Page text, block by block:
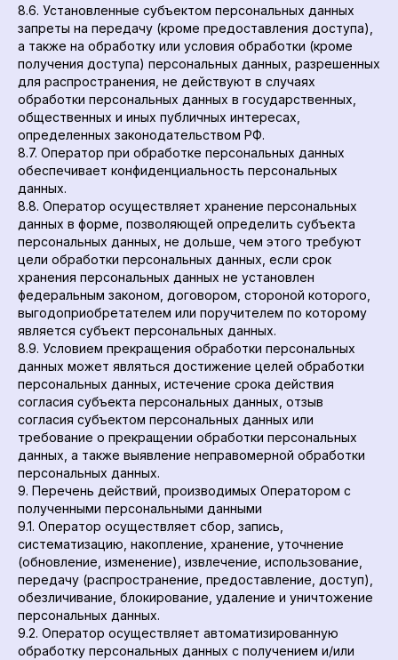
8.6. Установленные субъектом персональных данных
запреты на передачу (кроме предоставления доступа),
а также на обработку или условия обработки (кроме
получения доступа) персональных данных, разрешенных
для распространения, не действуют в случаях
обработки персональных данных в государственных,
общественных и иных публичных интересах,
определенных законодательством РФ.
8.7. Оператор при обработке персональных данных
обеспечивает конфиденциальность персональных
данных.
8.8. Оператор осуществляет хранение персональных
данных в форме, позволяющей определить субъекта
персональных данных, не дольше, чем этого требуют
цели обработки персональных данных, если срок
хранения персональных данных не установлен
федеральным законом, договором, стороной которого,
выгодоприобретателем или поручителем по которому
является субъект персональных данных.
8.9. Условием прекращения обработки персональных
данных может являться достижение целей обработки
персональных данных, истечение срока действия
согласия субъекта персональных данных, отзыв
согласия субъектом персональных данных или
требование о прекращении обработки персональных
данных, а также выявление неправомерной обработки
персональных данных.
9. Перечень действий, производимых Оператором с
полученными персональными данными
9.1. Оператор осуществляет сбор, запись,
систематизацию, накопление, хранение, уточнение
(обновление, изменение), извлечение, использование,
передачу (распространение, предоставление, доступ),
обезличивание, блокирование, удаление и уничтожение
персональных данных.
9.2. Оператор осуществляет автоматизированную
обработку персональных данных с получением и/или